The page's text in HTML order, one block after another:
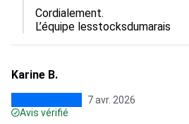
Cordialement.
L’équipe lesstocksdumarais
Karine B.
7 avr. 2026
Avis vérifié